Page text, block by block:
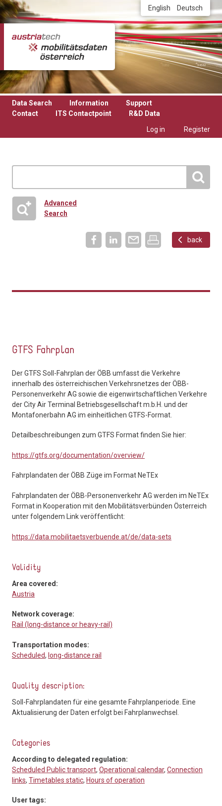
Skip to main content English Deutsch
Data Search Information
Support
Contact
ITS Contactpoint
R&D Data
Log in
Register
Advanced
Search
back
GTFS Fahrplan
Der GTFS Soll-Fahrplan der ÖBB umfasst die Verkehre
innerhalb des österreichischen Verkehrsnetzes der ÖBB-
Personenverkehr AG sowie die eigenwirtschaftlichen Verkehre
der City Air Terminal Betriebsgesellschaft m.b.H. und der
Montafonerbahn AG im einheitlichen GTFS-Format.
Detailbeschreibungen zum GTFS Format finden Sie hier:
https://gtfs.org/documentation/overview/
Fahrplandaten der ÖBB Züge im Format NeTEx
Fahrplandaten der ÖBB-Personenverkehr AG werden im NeTEx
Format in Kooperation mit den Mobilitätsverbünden Österreich
unter folgendem Link veröffentlicht:
https://data.mobilitaetsverbuende.at/de/data-sets
Validity
Area covered:
Austria
Network coverage:
Rail (long-distance or heavy-rail)
Transportation modes:
Scheduled, long-distance rail
Quality description:
Soll-Fahrplandaten für eine gesamte Fahrplanperiode. Eine
Aktualisierung der Daten erfolgt bei Fahrplanwechsel.
Categories
According to delegated regulation:
Scheduled Public transport, Operational calendar, Connection
links, Timetables static, Hours of operation
User tags: